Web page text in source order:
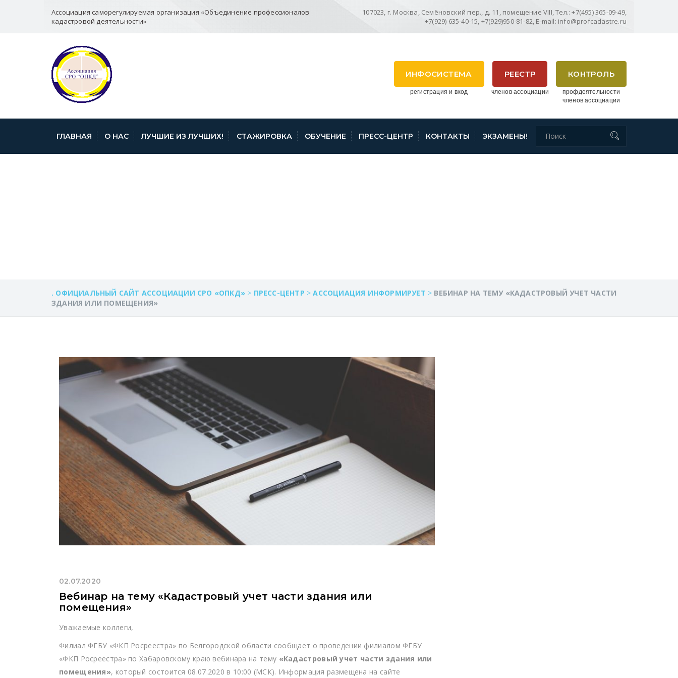
Ассоциация саморегулируемая организация «Объединение профессионалов
кадастровой деятельности»
107023, г. Москва, Семёновский пер., д. 11, помещение VIII, Тел.: +7(495) 365-09-49,
+7(929) 635-40-15, +7(929)950-81-82, E-mail: info@profcadastre.ru
КОНТРОЛЬ
профдеятельности
членов ассоциации
РЕЕСТР
членов ассоциации
ИНФОСИСТЕМА
регистрация и вход
ГЛАВНАЯ О НАС ЛУЧШИЕ ИЗ ЛУЧШИХ! СТАЖИРОВКА ОБУЧЕНИЕ ПРЕСС-ЦЕНТР КОНТАКТЫ ЭКЗАМЕНЫ!
. ОФИЦИАЛЬНЫЙ САЙТ АССОЦИАЦИИ СРО «ОПКД» > ПРЕСС-ЦЕНТР >АССОЦИАЦИЯ ИНФОРМИРУЕТ > ВЕБИНАР НА ТЕМУ «КАДАСТРОВЫЙ УЧЕТ ЧАСТИ
ЗДАНИЯ ИЛИ ПОМЕЩЕНИЯ»
02.07.2020
Вебинар на тему «Кадастровый учет части здания или
помещения»
Уважаемые коллеги,
Филиал ФГБУ «ФКП Росреестра» по Белгородской области сообщает о проведении филиалом ФГБУ
«ФКП Росреестра» по Хабаровскому краю вебинара на тему «Кадастровый учет части здания или
помещения», который состоится 08.07.2020 в 10:00 (МСК). Информация размещена на сайте